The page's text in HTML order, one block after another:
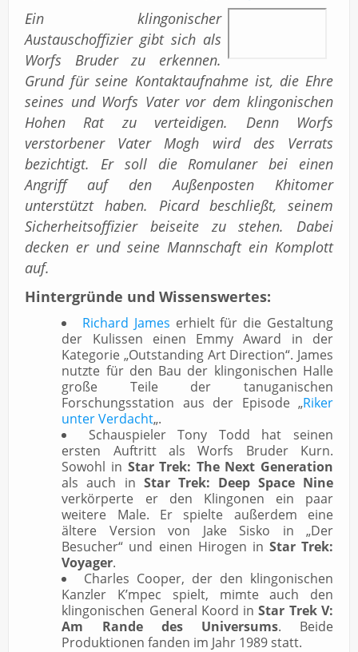
Ein klingonischer
Austauschoffizier gibt sich als
Worfs Bruder zu erkennen.
Grund für seine Kontaktaufnahme ist, die Ehre
seines und Worfs Vater vor dem klingonischen
Hohen Rat zu verteidigen. Denn Worfs
verstorbener Vater Mogh wird des Verrats
bezichtigt. Er soll die Romulaner bei einen
Angriff auf den Außenposten Khitomer
unterstützt haben. Picard beschließt, seinem
Sicherheitsoffizier beiseite zu stehen. Dabei
decken er und seine Mannschaft ein Komplott
auf.
Hintergründe und Wissenswertes:
Richard James erhielt für die Gestaltung
der Kulissen einen Emmy Award in der
Kategorie „Outstanding Art Direction“. James
nutzte für den Bau der klingonischen Halle
große Teile der tanuganischen
Forschungsstation aus der Episode „Riker
unter Verdacht„.
Schauspieler Tony Todd hat seinen
ersten Auftritt als Worfs Bruder Kurn.
Sowohl in Star Trek: The Next Generation
als auch in Star Trek: Deep Space Nine
verkörperte er den Klingonen ein paar
weitere Male. Er spielte außerdem eine
ältere Version von Jake Sisko in „Der
Besucher“ und einen Hirogen in Star Trek:
Voyager.
Charles Cooper, der den klingonischen
Kanzler K’mpec spielt, mimte auch den
klingonischen General Koord inStar Trek V:
Am Rande des Universums. Beide
Produktionen fanden im Jahr 1989 statt.